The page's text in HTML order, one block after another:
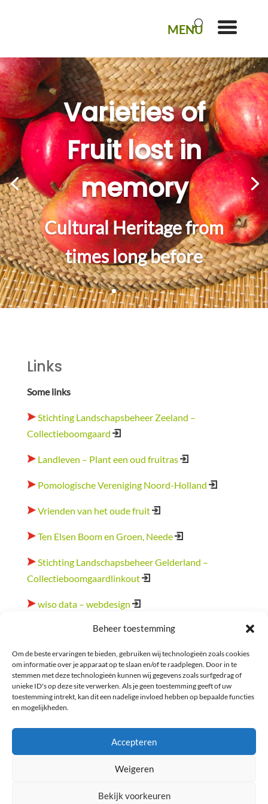
Beheer toestemming
Om de beste ervaringen te bieden, gebruiken wij technologieën zoals cookies
om informatie over je apparaat op te slaan en/of te raadplegen. Door in te
stemmen met deze technologieën kunnen wij gegevens zoals surfgedrag of
unieke ID's op deze site verwerken. Als je geen toestemming geeft of uw
toestemming intrekt, kan dit een nadelige invloed hebben op bepaalde functies
en mogelijkheden.
Accepteren
Weigeren
Bekijk voorkeuren
Varieties of
Fruit lost in
memory
Cultural Heritage from
times long before
Links
Some links
Stichting Landschapsbeheer Zeeland –
Collectieboomgaard
Landleven – Plant een oud fruitras
Pomologische Vereniging Noord-Holland
Vrienden van het oude fruit
Ten Elsen Boom en Groen, Neede
Stichting Landschapsbeheer Gelderland –
Collectieboomgaardlinkout
wiso data – webdesign
Hennie Rossel
Bannerfoto:
Contact Privacy Policy